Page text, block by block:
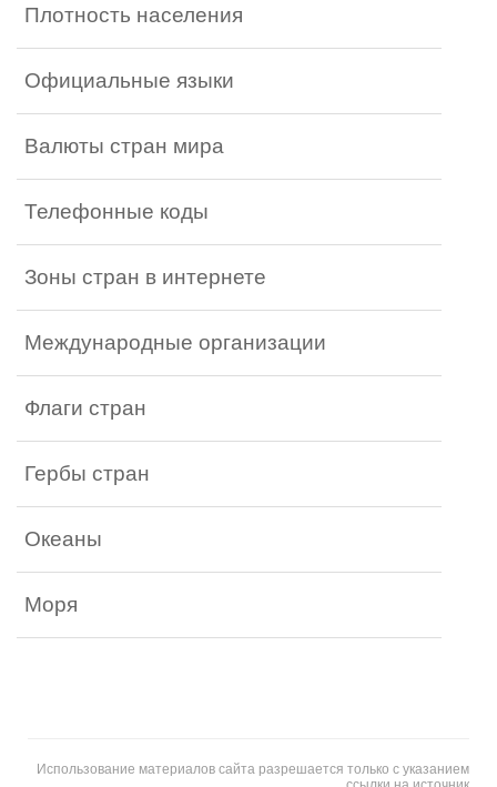
Плотность населения
Официальные языки
Валюты стран мира
Телефонные коды
Зоны стран в интернете
Международные организации
Флаги стран
Гербы стран
Океаны
Моря
Использование материалов сайта разрешается только с указанием